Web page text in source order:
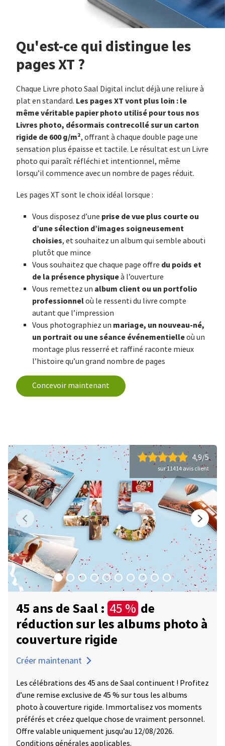
Qu'est-ce qui distingue les
pages XT ?
Chaque Livre photo Saal Digital inclut déjà une reliure à
plat en standard. Les pages XT vont plus loin : le
même véritable papier photo utilisé pour tous nos
Livres photo, désormais contrecollé sur un carton
rigide de 600 g/m², offrant à chaque double page une
sensation plus épaisse et tactile. Le résultat est un Livre
photo qui paraît réfléchi et intentionnel, même
lorsqu’il commence avec un nombre de pages réduit.
Les pages XT sont le choix idéal lorsque :
Vous disposez d’une prise de vue plus courte ou
d’une sélection d’images soigneusement
choisies, et souhaitez un album qui semble abouti
plutôt que mince
Vous souhaitez que chaque page offre du poids et
de la présence physiqueà l’ouverture
Vous remettez un album client ou un portfolio
professionneloù le ressenti du livre compte
autant que l’impression
Vous photographiez un mariage, un nouveau-né,
un portrait ou une séance événementielleoù un
montage plus resserré et raffiné raconte mieux
l’histoire qu’un grand nombre de pages
Concevoir maintenant
4,9/5
sur 11414 avis client
45 ans de Saal : 45 % de
réduction sur les albums photo à
couverture rigide
Créer maintenant
Les célébrations des 45 ans de Saal continuent ! Profitez
d’une remise exclusive de 45 % sur tous les albums
photo à couverture rigide. Immortalisez vos moments
préférés et créez quelque chose de vraiment personnel.
Offre valable uniquement jusqu’au 12/08/2026.
Conditions générales applicables.